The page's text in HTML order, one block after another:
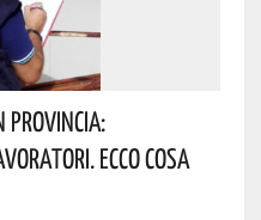
Provincia:
Ecco Cosa